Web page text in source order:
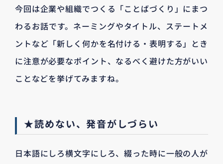
今回は企業や組織でつくる「ことばづくり」にまつ
わるお話です。ネーミングやタイトル、ステートメ
ントなど「新しく何かを名付ける・表明する」とき
に注意が必要なポイント、なるべく避けた方がいい
ことなどを挙げてみますね。
★読めない、発音がしづらい
日本語にしろ横文字にしろ、綴った時に一般の人が